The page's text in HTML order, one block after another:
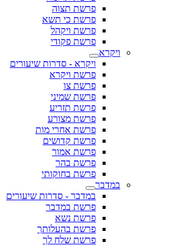
פרשת תצוה
פרשת כי תשא
פרשת ויקהל
פרשת פקודי
ויקרא
ויקרא - סדרות שיעורים
פרשת ויקרא
פרשת צו
פרשת שמיני
פרשת תזריע
פרשת מצורע
פרשת אחרי מות
פרשת קדושים
פרשת אמור
פרשת בהר
פרשת בחוקותי
במדבר
במדבר - סדרות שיעורים
פרשת במדבר
פרשת נשא
פרשת בהעלותך
פרשת שלח לך